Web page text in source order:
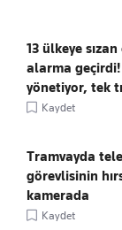
13 ülkeye sızan
alarma
yönetiyor, tek
Kaydet
Tramvayda
görevlisinin
kamerada
Kaydet